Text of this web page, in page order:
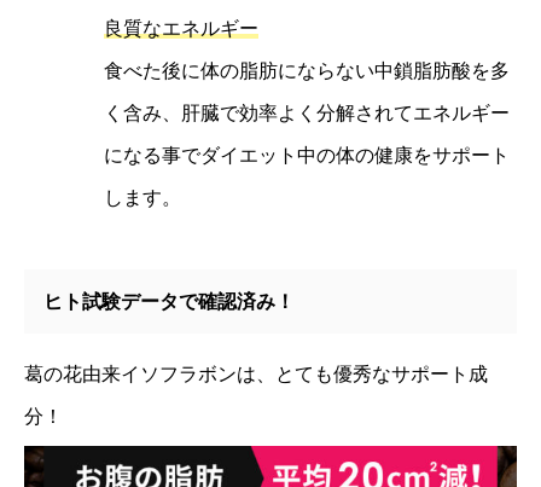
良質なエネルギー
食べた後に体の脂肪にならない中鎖脂肪酸を多
く含み、肝臓で効率よく分解されてエネルギー
になる事でダイエット中の体の健康をサポート
します。
ヒト試験データで確認済み！
葛の花由来イソフラボンは、とても優秀なサポート成
分！